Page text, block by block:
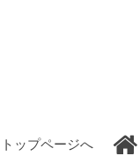
トップページへ